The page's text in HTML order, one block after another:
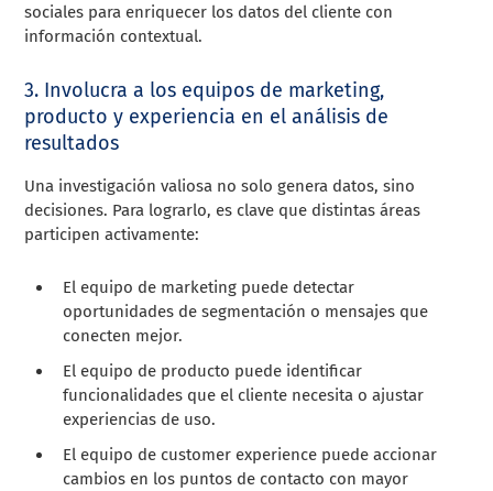
sociales para enriquecer los datos del cliente con
información contextual.
3. Involucra a los equipos de marketing,
producto y experiencia en el análisis de
resultados
Una investigación valiosa no solo genera datos, sino
decisiones. Para lograrlo, es clave que distintas áreas
participen activamente:
El equipo de marketing puede detectar
oportunidades de segmentación o mensajes que
conecten mejor.
El equipo de producto puede identificar
funcionalidades que el cliente necesita o ajustar
experiencias de uso.
El equipo de customer experience puede accionar
cambios en los puntos de contacto con mayor